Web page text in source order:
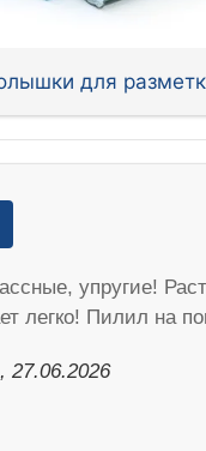
для
упругие!
легко! Пилил на